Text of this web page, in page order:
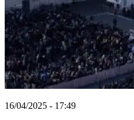
16/04/2025 - 17:49